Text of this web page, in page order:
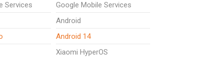
Services
Google Mobile Services
Android
Android 14
Xiaomi HyperOS